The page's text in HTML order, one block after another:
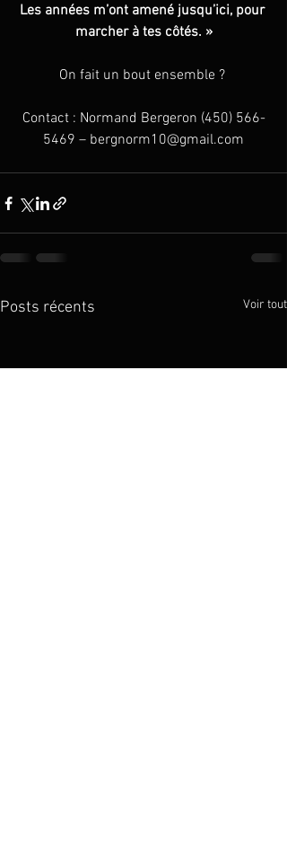
Les années m’ont amené jusqu’ici, pour
marcher à tes côtés. »
On fait un bout ensemble ?
Contact : Normand Bergeron (450) 566-
5469 – bergnorm10@gmail.com
Posts récents Voir tout